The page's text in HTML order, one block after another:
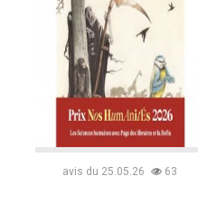
avis du 25.05.26 63